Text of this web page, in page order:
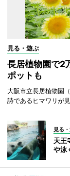
見る・遊ぶ
長居植物園で2
ポットも
大阪市立長居植物園
詩であるヒマワリが
見る
天王
や泳